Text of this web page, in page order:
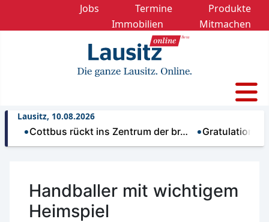
Jobs Termine
Produkte
Immobilien
Mitmachen
Lausitz, 10.08.2026
Cottbus rückt ins Zentrum der br… Gratulation zum 75.
Handballer mit wichtigem
Heimspiel